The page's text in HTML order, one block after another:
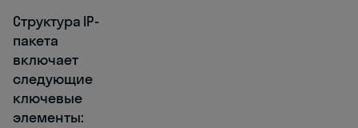
Структура IP-
пакета
включает
следующие
ключевые
элементы: